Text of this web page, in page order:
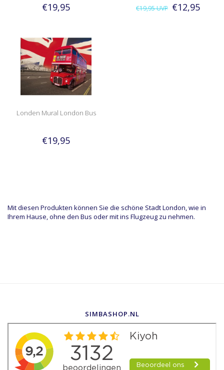
€19,95 €19,95UVP €12,95
Londen Mural London Bus
€19,95
Mit diesen Produkten können Sie die schöne Stadt London, wie in
Ihrem Hause, ohne den Bus oder mit ins Flugzeug zu nehmen.
SIMBASHOP.NL